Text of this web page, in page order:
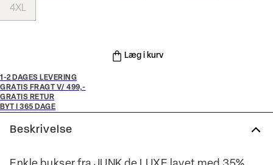
4XL
Læg i kurv
1-2 DAGES LEVERING
GRATIS FRAGT V/ 499,-
GRATIS RETUR
BYT I 365 DAGE
Beskrivelse